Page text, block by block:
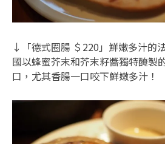
↓「德式圈腸 ＄220」鮮嫩多汁的
國以蜂蜜芥末和芥末籽醬獨特醃製
口，尤其香腸一口咬下鮮嫩多汁！